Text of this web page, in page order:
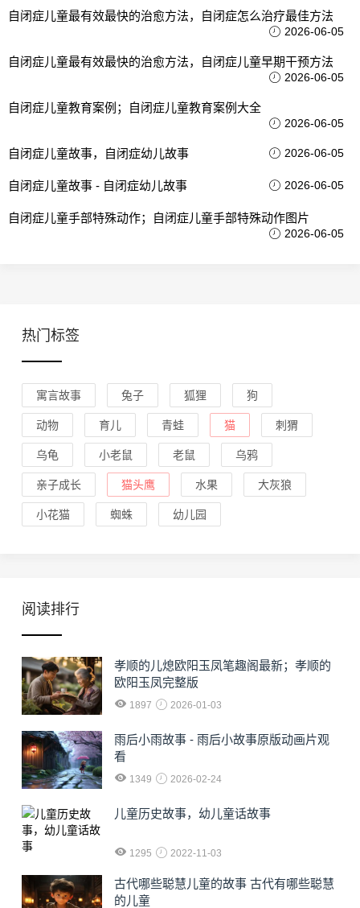
自闭症儿童最有效最快的治愈方法，自闭症怎么治疗最佳方法
2026-06-05
自闭症儿童最有效最快的治愈方法，自闭症儿童早期干预方法
2026-06-05
自闭症儿童教育案例；自闭症儿童教育案例大全
2026-06-05
自闭症儿童故事，自闭症幼儿故事 2026-06-05
自闭症儿童故事 - 自闭症幼儿故事 2026-06-05
自闭症儿童手部特殊动作；自闭症儿童手部特殊动作图片
2026-06-05
热门标签
寓言故事 兔子 狐狸 狗
动物 育儿 青蛙 猫 刺猬
乌龟 小老鼠 老鼠 乌鸦
亲子成长 猫头鹰 水果 大灰狼
小花猫 蜘蛛 幼儿园
阅读排行
孝顺的儿熄欧阳玉凤笔趣阁最新；孝顺的
欧阳玉凤完整版
1897 2026-01-03
雨后小雨故事 - 雨后小故事原版动画片观
看
1349 2026-02-24
儿童历史故事，幼儿童话故事
1295 2022-11-03
古代哪些聪慧儿童的故事 古代有哪些聪慧
的儿童